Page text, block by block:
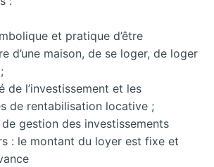
et pratique d’être
d’une maison, de se loger, de loger
de l’investissement et les
de rentabilisation locative ;
gestion des investissements
: le montant du loyer est fixe et